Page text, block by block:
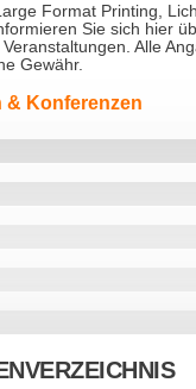
Format Printing,
Sie sich hier
Alle
Gewähr.
& Konferenzen